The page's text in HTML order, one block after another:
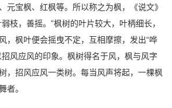
元宝枫、红枫等。所以称之为枫，《说文》
枝，善摇。”枫树的叶片较大，叶柄细长，
，枫叶便会摇曳不定，互相摩擦，发出“哗
风应风的印象。枫树得名于风，枫与风字
，招风应风一类树。每当风声将起，一棵枫
者。